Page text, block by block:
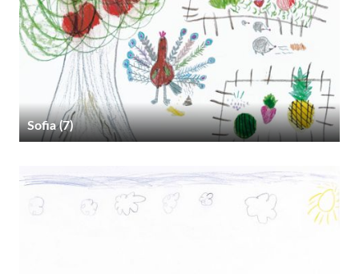
Sofia (7)